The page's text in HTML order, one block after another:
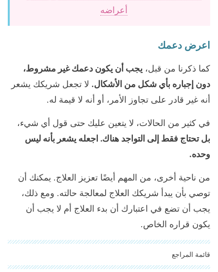
أعراضه
اعرض دعمك
كما ذكرنا من قبل، يجب أن يكون دعمك غير مشروط،
دون إجباره بأي شكل من الأشكال. لا تجعل شريكك يشعر
أنه غير قادر على تجاوز الأمر، أو أنه لا قيمة له.
في كثير من الحالات، لا يتعين عليك حتى قول أي شيء،
بل تحتاج فقط إلى التواجد هناك. اجعله يشعر بأنه ليس
وحده.
من ناحية أخرى، من المهم أيضًا تعزيز العلاج. يمكنك أن
توصي بأن يبدأ شريكك العلاج لمعالجة حالته. ومع ذلك،
يجب أن تضع في اعتبارك أن بدء العلاج أم لا يجب أن
يكون قراره الخاص.
قائمة المراجع
"تمت مراجعة جميع المصادر المذكورة بعناية شديدة من قبل فريقنا